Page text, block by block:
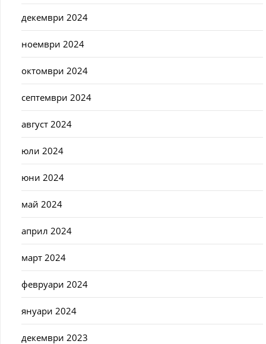
декември 2024
ноември 2024
октомври 2024
септември 2024
август 2024
юли 2024
юни 2024
май 2024
април 2024
март 2024
февруари 2024
януари 2024
декември 2023